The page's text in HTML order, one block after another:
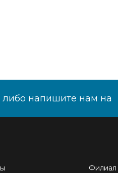
либо напишите нам на
Филиал